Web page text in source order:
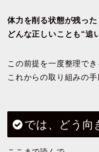
体力を削る状態が残った
どんな正しいことも“追
この前提を一度整理でき
これからの取り組みの
では、どう向